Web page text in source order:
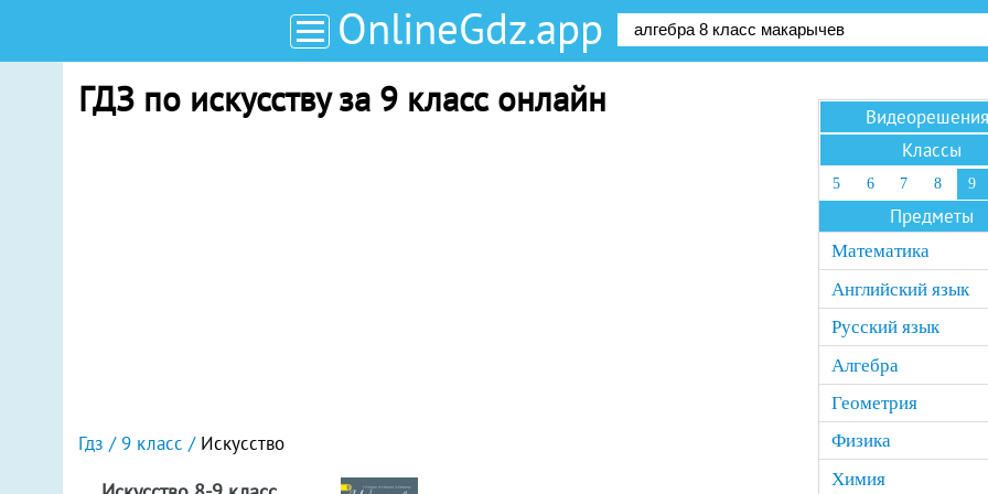
OnlineGdz.app
ГДЗ по искусству за 9 класс онлайн
Гдз 9 класс Искусство
Видеорешения
Классы
5 6 7 8 9
Предметы
Математика
Английский язык
Русский язык
Алгебра
Геометрия
Физика
Химия